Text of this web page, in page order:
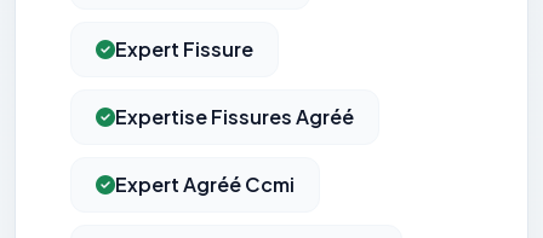
Expert Fissure
Expertise Fissures Agréé
Expert Agréé Ccmi